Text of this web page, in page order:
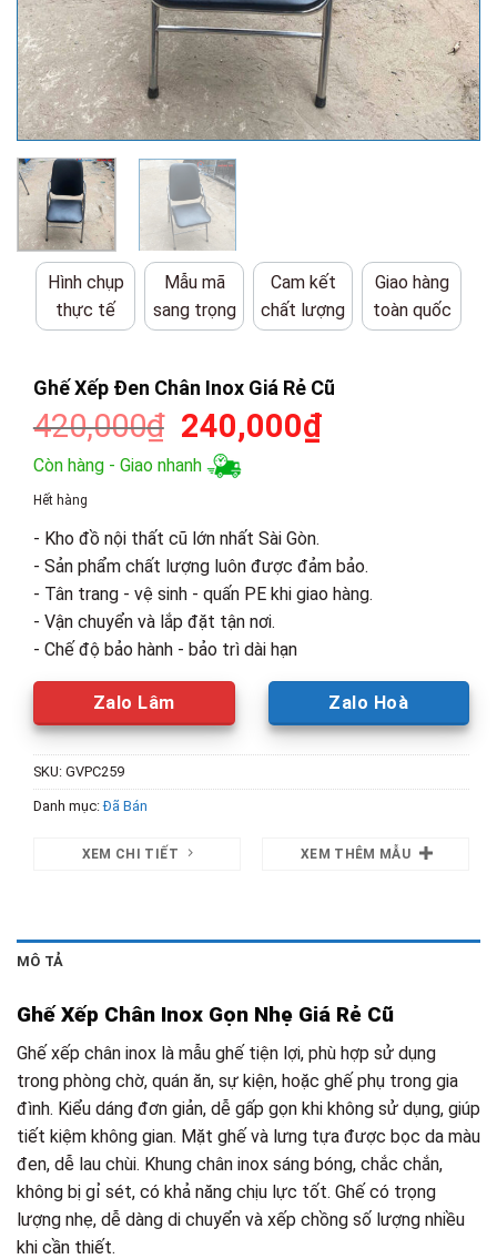
Hình chụp
thực tế
Mẫu mã
sang trọng
Cam kết
chất lượng
Giao hàng
toàn quốc
Ghế Xếp Đen Chân Inox Giá Rẻ Cũ
420,000₫ Giá
gốc
240,000₫Giá
240,000₫.
Còn hàng - Giao nhanh
Hết hàng
- Kho đồ nội thất cũ lớn nhất Sài Gòn.
- Sản phẩm chất lượng luôn được đảm bảo.
- Tân trang - vệ sinh - quấn PE khi giao hàng.
- Vận chuyển và lắp đặt tận nơi.
- Chế độ bảo hành - bảo trì dài hạn
Zalo Lâm Zalo Hoà
SKU: GVPC259
Danh mục:Đã Bán
XEM CHI TIẾT XEM THÊM MẪU
MÔ TẢ
Ghế Xếp Chân Inox Gọn Nhẹ Giá Rẻ Cũ
Ghế xếp chân inox là mẫu ghế tiện lợi, phù hợp sử dụng
trong phòng chờ, quán ăn, sự kiện, hoặc ghế phụ trong gia
đình. Kiểu dáng đơn giản, dễ gấp gọn khi không sử dụng, giúp
tiết kiệm không gian. Mặt ghế và lưng tựa được bọc da màu
đen, dễ lau chùi. Khung chân inox sáng bóng, chắc chắn,
không bị gỉ sét, có khả năng chịu lực tốt. Ghế có trọng
lượng nhẹ, dễ dàng di chuyển và xếp chồng số lượng nhiều
khi cần thiết.